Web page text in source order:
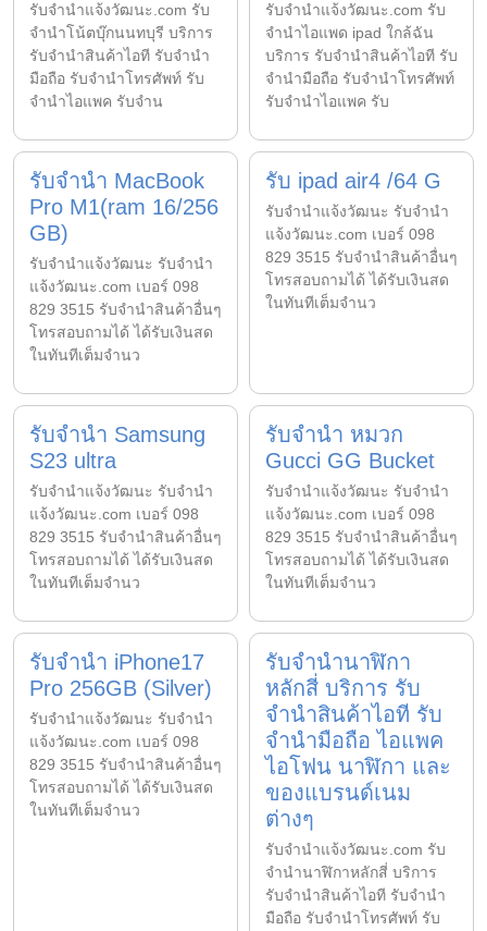
รับจํานําแจ้งวัฒนะ.com รับ
จำนำโน้ตบุ๊กนนทบุรี บริการ
รับจำนำสินค้าไอที รับจำนำ
มือถือ รับจำนำโทรศัพท์ รับ
จำนำไอแพค รับจำน
รับจํานําแจ้งวัฒนะ.com รับ
จำนำไอแพด ipad ใกล้ฉัน
บริการ รับจำนำสินค้าไอที รับ
จำนำมือถือ รับจำนำโทรศัพท์
รับจำนำไอแพค รับ
รับจำนำ MacBook
Pro M1(ram 16/256
GB)
รับจํานําแจ้งวัฒนะ รับจํานํา
แจ้งวัฒนะ.com เบอร์ 098
829 3515 รับจำนำสินค้าอื่นๆ
โทรสอบถามได้ ได้รับเงินสด
ในทันทีเต็มจำนว
รับ ipad air4 /64 G
รับจํานําแจ้งวัฒนะ รับจํานํา
แจ้งวัฒนะ.com เบอร์ 098
829 3515 รับจำนำสินค้าอื่นๆ
โทรสอบถามได้ ได้รับเงินสด
ในทันทีเต็มจำนว
รับจำนำ Samsung
S23 ultra
รับจํานําแจ้งวัฒนะ รับจํานํา
แจ้งวัฒนะ.com เบอร์ 098
829 3515 รับจำนำสินค้าอื่นๆ
โทรสอบถามได้ ได้รับเงินสด
ในทันทีเต็มจำนว
รับจำนำ หมวก
Gucci GG Bucket
รับจํานําแจ้งวัฒนะ รับจํานํา
แจ้งวัฒนะ.com เบอร์ 098
829 3515 รับจำนำสินค้าอื่นๆ
โทรสอบถามได้ ได้รับเงินสด
ในทันทีเต็มจำนว
รับจำนำ iPhone17
Pro 256GB (Silver)
รับจํานําแจ้งวัฒนะ รับจํานํา
แจ้งวัฒนะ.com เบอร์ 098
829 3515 รับจำนำสินค้าอื่นๆ
โทรสอบถามได้ ได้รับเงินสด
ในทันทีเต็มจำนว
รับจำนำนาฬิกา
หลักสี่ บริการ รับ
จำนำสินค้าไอที รับ
จำนำมือถือ ไอแพค
ไอโฟน นาฬิกา และ
ของแบรนด์เนม
ต่างๆ
รับจํานําแจ้งวัฒนะ.com รับ
จำนำนาฬิกาหลักสี่ บริการ
รับจำนำสินค้าไอที รับจำนำ
มือถือ รับจำนำโทรศัพท์ รับ